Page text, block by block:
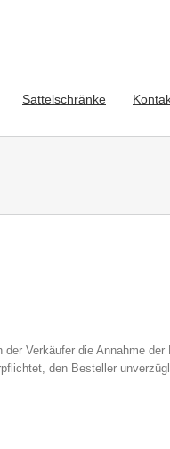
Sattelschränke
Verkäufer die Annahme der
den Besteller